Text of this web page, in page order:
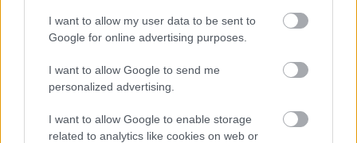
I want to allow my user data to be sent to
Google for online advertising purposes.
I want to allow Google to send me
personalized advertising.
I want to allow Google to enable storage
related to analytics like cookies on web or